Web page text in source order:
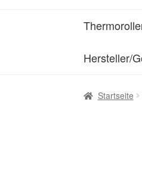
und
Hersteller/
Startseite